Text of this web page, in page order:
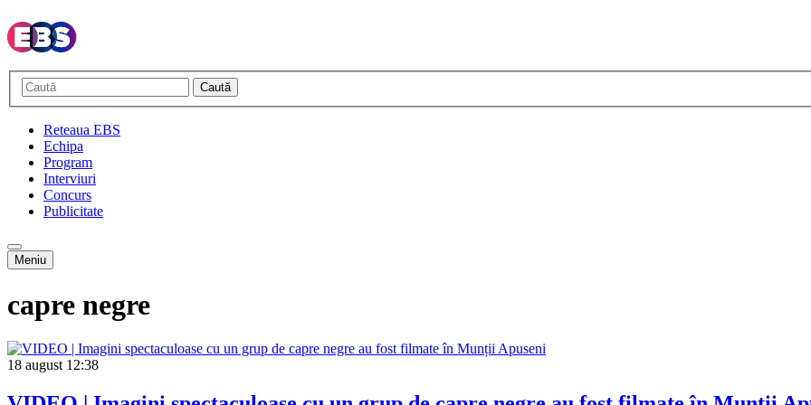
Caută
Reteaua EBS
Echipa
Program
Interviuri
Concurs
Publicitate
Meniu
capre negre
18 august12:38